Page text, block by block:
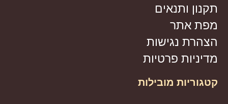
תקנון ותנאים
מפת אתר
הצהרת נגישות
מדיניות פרטיות
קטגוריות מובילות